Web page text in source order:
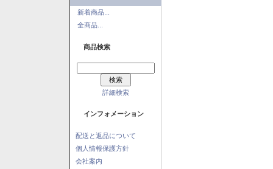
新着商品...
全商品...
商品検索
詳細検索
インフォメーション
配送と返品について
個人情報保護方針
会社案内